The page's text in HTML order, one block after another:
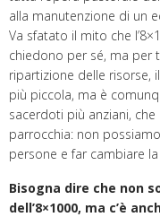
alla manutenzione di un
Va sfatato il mito che
chiedono per sé, ma per
ripartizione delle risorse,
più piccola, ma è
sacerdoti più anziani,
parrocchia: non
persone e far cambiare la
Bisogna dire che non
dell’8×1000, ma c’è